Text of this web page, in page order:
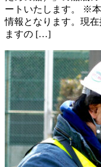
ートいたします。 ※
情報となります。現
ますの […]